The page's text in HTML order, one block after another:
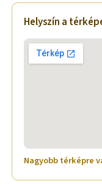
Helyszín a
Nagyobb térképre